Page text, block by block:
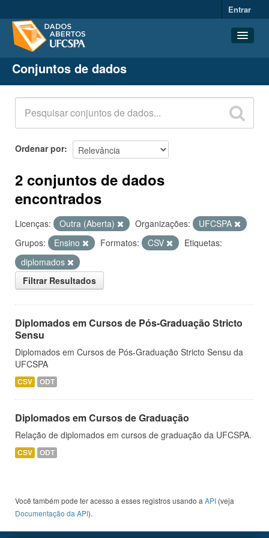
Entrar
Conjuntos de dados
Organizações
Grupos
Sobre
Conjuntos de dados
Ordenar por
2 conjuntos de dados
encontrados
Licenças: Outra (Aberta) Organizações:
UFCSPA
Grupos:
Ensino Formatos: CSV
Etiquetas:
diplomados
Filtrar Resultados
Diplomados em Cursos de Pós-Graduação Stricto
Sensu
Diplomados em Cursos de Pós-Graduação Stricto Sensu da
UFCSPA
CSV ODT
Diplomados em Cursos de Graduação
Relação de diplomados em cursos de graduação da UFCSPA.
CSV ODT
Você também pode ter acesso a esses registros usando a API (veja
Documentação da API).